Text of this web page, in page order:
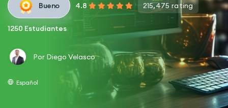
Bueno 4.8 215,475 rating
1250 Estudiantes
Por Diego Velasco
Español